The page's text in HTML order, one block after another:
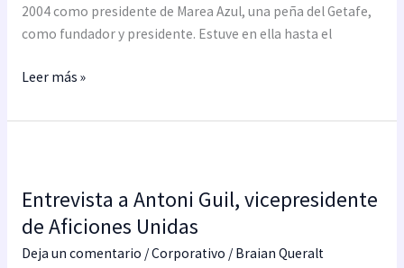
2004 como presidente de Marea Azul, una peña del Getafe,
como fundador y presidente. Estuve en ella hasta el
Aficiones
Unidas
Leer más »
Entrevista a Antoni Guil, vicepresidente
de Aficiones Unidas
Deja un comentario /Corporativo / Braian Queralt
Antoni
Guil,